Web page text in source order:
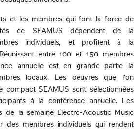
et les membres qui font la force de
de SEAMUS dépendent de la
individuels, et profitent à la
entre 100 et 150 membres
annuelle est en grande partie la
locaux. Les oeuvres que l'on
compact SEAMUS sont sélectionnées
à la conférence annuelle. Les
de la semaine Electro-Acoustic Music
des membres individuels qui rendent